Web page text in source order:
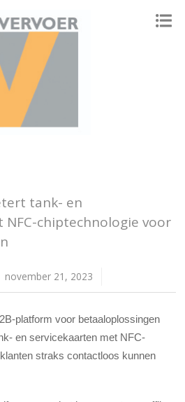
tank- en
NFC-chiptechnologie voor
november 21, 2023
platform voor betaaloplossingen
en servicekaarten met NFC-
straks contactloos kunnen